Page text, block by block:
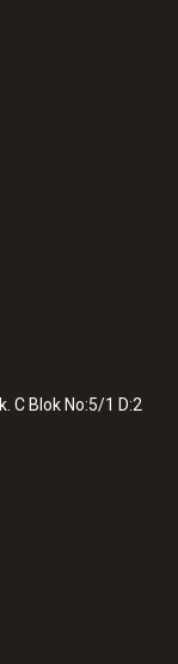
C Blok No:5/1 D:2